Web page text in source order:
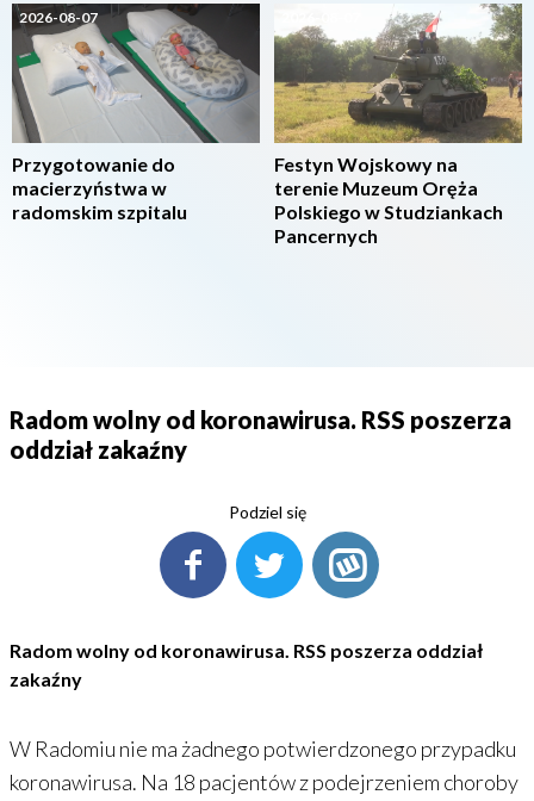
2026-08-07
Przygotowanie do
macierzyństwa w
radomskim szpitalu
Festyn Wojskowy na
terenie Muzeum Oręża
Polskiego w Studziankach
Pancernych
Radom wolny od koronawirusa. RSS poszerza
oddział zakaźny
Podziel się
Radom wolny od koronawirusa. RSS poszerza oddział
zakaźny
W Radomiu nie ma żadnego potwierdzonego przypadku
koronawirusa. Na 18 pacjentów z podejrzeniem choroby